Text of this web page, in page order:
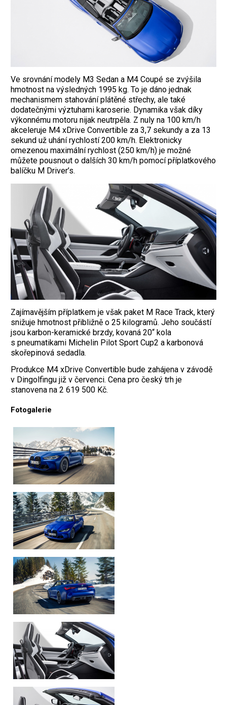
Ve srovnání modely M3 Sedan a M4 Coupé se zvýšila
hmotnost na výsledných 1995 kg. To je dáno jednak
mechanismem stahování plátěné střechy, ale také
dodatečnými výztuhami karoserie. Dynamika však díky
výkonnému motoru nijak neutrpěla. Z nuly na 100 km/h
akceleruje M4 xDrive Convertible za 3,7 sekundy a za 13
sekund už uhání rychlostí 200 km/h. Elektronicky
omezenou maximální rychlost (250 km/h) je možné
můžete pousnout o dalších 30 km/h pomocí příplatkového
balíčku M Driver’s.
Zajímavějším příplatkem je však paket M Race Track, který
snižuje hmotnost přibližně o 25 kilogramů. Jeho součástí
jsou karbon-keramické brzdy, kovaná 20“ kola
s pneumatikami Michelin Pilot Sport Cup2 a karbonová
skořepinová sedadla.
Produkce M4 xDrive Convertible bude zahájena v závodě
v Dingolfingu již v červenci. Cena pro český trh je
stanovena na 2 619 500 Kč.
Fotogalerie